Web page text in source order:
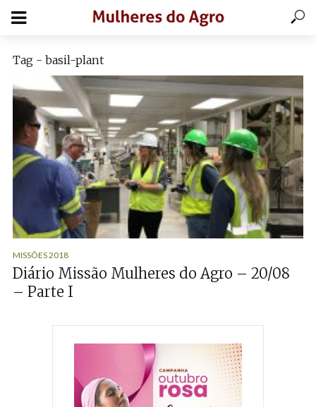
Tag - basil-plant
MISSÕES 2018
Diário Missão Mulheres do Agro – 20/08
– Parte I